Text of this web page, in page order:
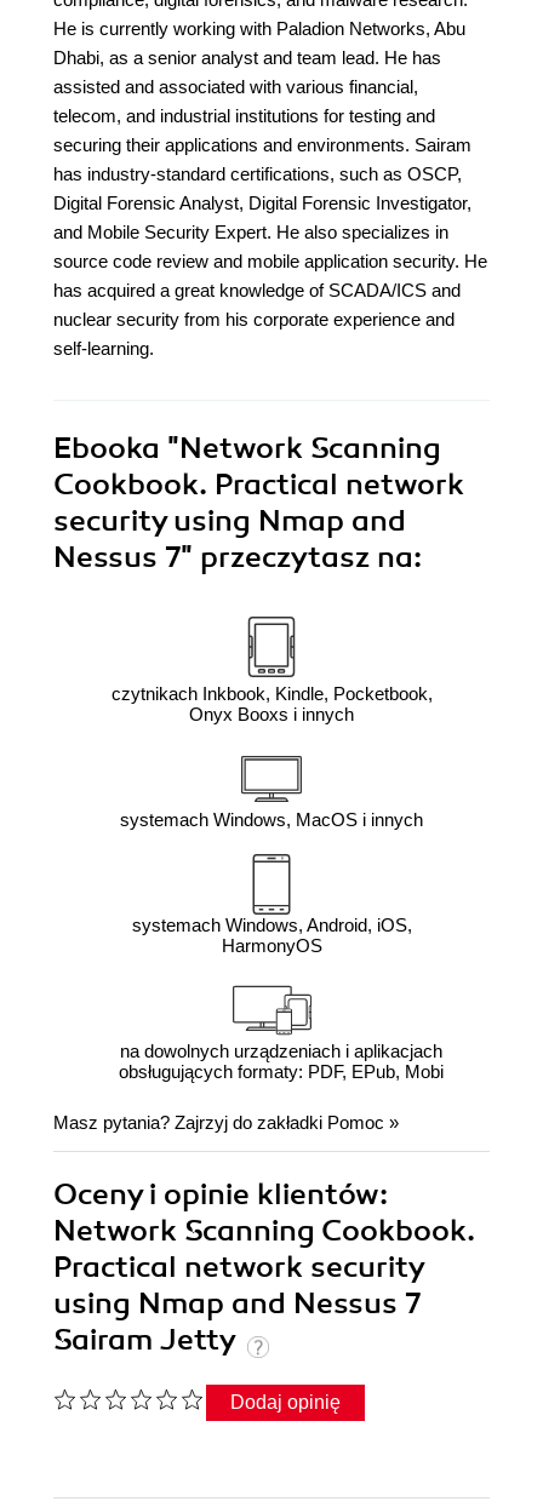
He is currently working with Paladion Networks, Abu
Dhabi, as a senior analyst and team lead. He has
assisted and associated with various financial,
telecom, and industrial institutions for testing and
securing their applications and environments. Sairam
has industry-standard certifications, such as OSCP,
Digital Forensic Analyst, Digital Forensic Investigator,
and Mobile Security Expert. He also specializes in
source code review and mobile application security. He
has acquired a great knowledge of SCADA/ICS and
nuclear security from his corporate experience and
self-learning.
Ebooka "Network Scanning
Cookbook. Practical network
security using Nmap and
Nessus 7" przeczytasz na:
czytnikach Inkbook, Kindle, Pocketbook,
Onyx Booxs i innych
systemach Windows, MacOS i innych
systemach Windows, Android, iOS,
HarmonyOS
na dowolnych urządzeniach i aplikacjach
obsługujących formaty: PDF, EPub, Mobi
Masz pytania? Zajrzyj do zakładki Pomoc »
Oceny i opinie klientów:
Network Scanning Cookbook.
Practical network security
using Nmap and Nessus 7
Sairam Jetty
Dodaj opinię